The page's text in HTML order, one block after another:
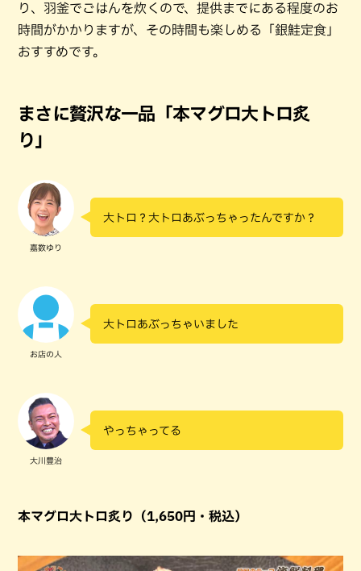
り、羽釜でごはんを炊くので、提供までにある程度のお
時間がかかりますが、その時間も楽しめる「銀鮭定食」
おすすめです。
まさに贅沢な一品「本マグロ大トロ炙
り」
嘉数ゆり
大トロ？大トロあぶっちゃったんですか？
お店の人
大トロあぶっちゃいました
大川豊治
やっちゃってる
本マグロ大トロ炙り（1,650円・税込）